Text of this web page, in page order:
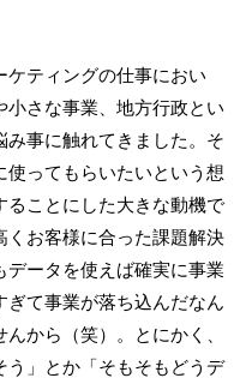
ティングの仕事におい
さな事業、地方行政とい
み事に触れてきました。そ
ってもらいたいという想
ることにした大きな動機で
くお客様に合った課題解決
データを使えば確実に事業
ぎて事業が落ち込んだなん
から（笑）。とにかく、
う」とか「そもそもどうデ